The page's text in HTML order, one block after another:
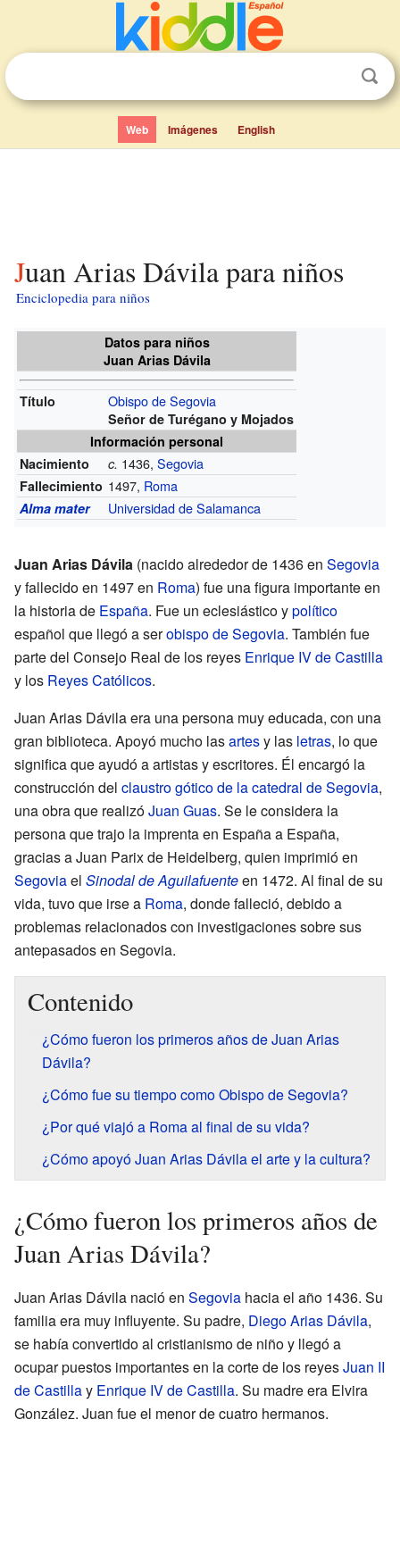
Web Imágenes English
Juan Arias Dávila para niños
Enciclopedia para niños
Datos para niños
Juan Arias Dávila
Título Obispo de Segovia
Señor de Turégano y Mojados
Información personal
Nacimiento
c. 1436,Segovia
Fallecimiento 1497, Roma
Alma mater Universidad de Salamanca
Juan Arias Dávila (nacido alrededor de 1436 en Segovia
y fallecido en 1497 en Roma) fue una figura importante en
la historia de España. Fue un eclesiástico ypolítico
español que llegó a serobispo de Segovia. También fue
parte del Consejo Real de los reyes Enrique IV de Castilla
y los Reyes Católicos.
Juan Arias Dávila era una persona muy educada, con una
gran biblioteca. Apoyó mucho lasartesy las letras, lo que
significa que ayudó a artistas y escritores. Él encargó la
construcción del claustro gótico de la catedral de Segovia,
una obra que realizóJuan Guas. Se le considera la
persona que trajo la imprenta en España a España,
gracias a Juan Parix de Heidelberg, quien imprimió en
Segoviael Sinodal de Aguilafuenteen 1472. Al final de su
vida, tuvo que irse a Roma, donde falleció, debido a
problemas relacionados con investigaciones sobre sus
antepasados en Segovia.
Contenido
¿Cómo fueron los primeros años de Juan Arias
Dávila?
¿Cómo fue su tiempo como Obispo de Segovia?
¿Por qué viajó a Roma al final de su vida?
¿Cómo apoyó Juan Arias Dávila el arte y la cultura?
¿Cómo fueron los primeros años de
Juan Arias Dávila?
Juan Arias Dávila nació en Segovia hacia el año 1436. Su
familia era muy influyente. Su padre, Diego Arias Dávila,
se había convertido al cristianismo de niño y llegó a
ocupar puestos importantes en la corte de los reyesJuan II
de Castillay Enrique IV de Castilla. Su madre era Elvira
González. Juan fue el menor de cuatro hermanos.